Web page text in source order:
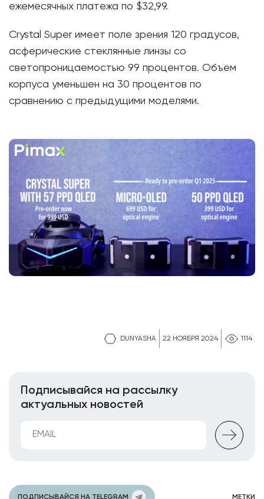
DUNYASHA 22 НОЯБРЯ 2024 1114
ежемесячных платежа по $32,99.
Crystal Super имеет поле зрения 120 градусов,
асферические стеклянные линзы со
светопроницаемостью 99 процентов. Объем
корпуса уменьшен на 30 процентов по
сравнению с предыдущими моделями.
Подписывайся на рассылку
актуальных новостей
ПОДПИСЫВАЙСЯ НА TELEGRAM МЕТКИ